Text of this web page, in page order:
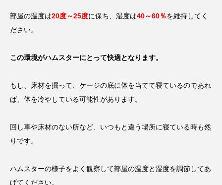
部屋の温度は20度～25度に保ち、湿度は40～60％を維持してく
ださい。
この環境がハムスターにとって快適となります。
もし、床材を掘って、ケージの底に体を当てて寝ているのであれ
ば、体を冷やしている可能性があります。
回し車や床材のない所など、いつもと違う場所に寝ている時も然
りです。
ハムスターの様子をよく観察して部屋の温度と湿度を調節してあ
げてください。